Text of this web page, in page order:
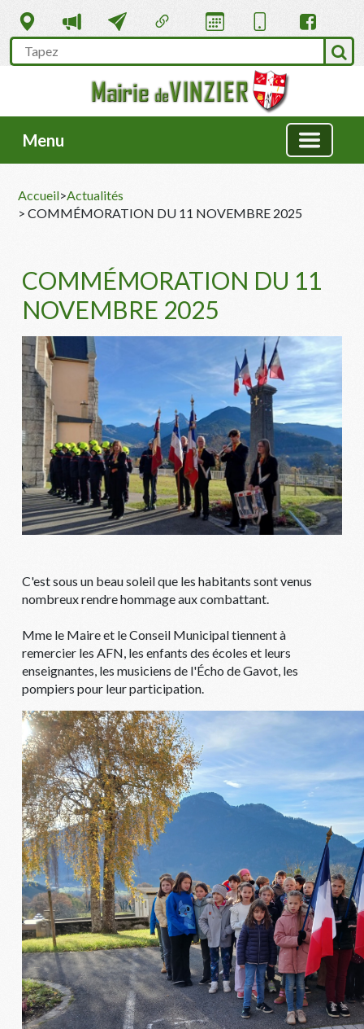
Menu
Accueil>Actualités
> COMMÉMORATION DU 11 NOVEMBRE 2025
COMMÉMORATION DU 11
NOVEMBRE 2025
C'est sous un beau soleil que les habitants sont venus
nombreux rendre hommage aux combattant.
Mme le Maire et le Conseil Municipal tiennent à
remercier les AFN, les enfants des écoles et leurs
enseignantes, les musiciens de l'Écho de Gavot, les
pompiers pour leur participation.